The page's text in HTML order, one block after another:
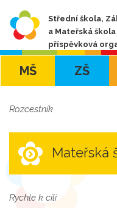
Střední škola,
a Mateřská
příspěvková
MŠ ZŠ
Rozcestník
Mateřská
Rychle k cíli